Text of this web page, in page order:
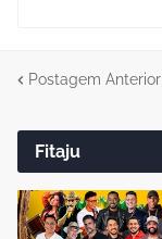
Postagem Anterior
Fitaju